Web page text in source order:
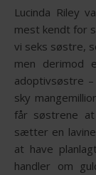
Lucinda Riley var en irsk bestsellerforfatterinde, som er
mest kendt for
vi seks søstre,
men derimod
adoptivsøstre
sky
får søstrene
sætter en
at have
handler om